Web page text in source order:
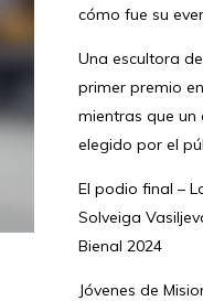
cómo fue su
Una escultora
primer premio
mientras que un
elegido por el
El podio final –
Solveiga
Bienal 2024
Jóvenes de